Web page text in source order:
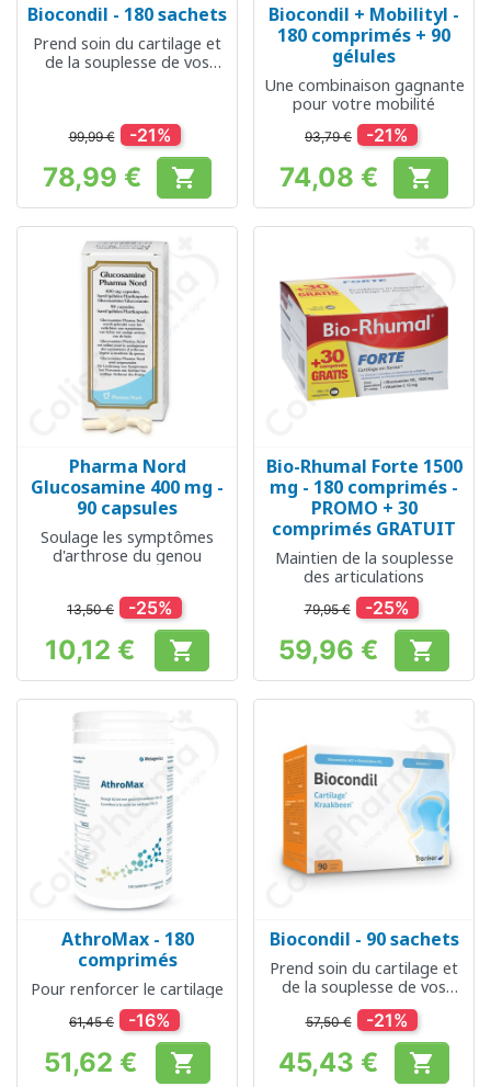
Biocondil - 180 sachets
Prend soin du cartilage et
de la souplesse de vos
99,99 € -21%
Prix
78,99 € 
Biocondil + Mobilityl -
180 comprimés + 90
gélules
Une combinaison gagnante
pour votre mobilité
93,79 € -21%
Prix
74,08 € 
Pharma Nord
Glucosamine 400 mg -
90 capsules
Soulage les symptômes
d'arthrose du genou
13,50 € -25%
Prix
10,12 € 
Bio-Rhumal Forte 1500
mg - 180 comprimés -
PROMO + 30
comprimés GRATUIT
Maintien de la souplesse
des articulations
79,95 € -25%
Prix
59,96 € 
AthroMax - 180
comprimés
Pour renforcer le cartilage
61,45 € -16%
Prix
51,62 € 
Biocondil - 90 sachets
Prend soin du cartilage et
de la souplesse de vos
articulations
57,50 € -21%
Prix
45,43 € 